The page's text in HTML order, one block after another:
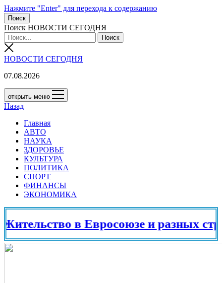
Нажмите "Enter" для перехода к содержанию
Поиск
Поиск НОВОСТИ СЕГОДНЯ
НОВОСТИ СЕГОДНЯ
07.08.2026
открыть меню
Назад
Главная
АВТО
НАУКА
ЗДОРОВЬЕ
КУЛЬТУРА
ПОЛИТИКА
СПОРТ
ФИНАНСЫ
ЭКОНОМИКА
в Евросоюзе и разных странах